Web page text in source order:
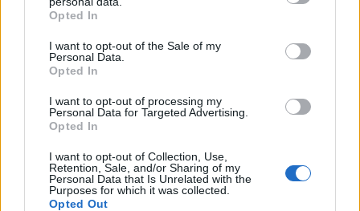
grant or deny consent to Google and its third-party tags to
use your data for below specified purposes in below Google
consent section.
Opted In
I want to opt-out of the Sale of my
Personal Data.
Opted In
I want to opt-out of processing my
Personal Data for Targeted Advertising.
Opted In
I want to opt-out of Collection, Use,
Retention, Sale, and/or Sharing of my
Personal Data that Is Unrelated with the
Purposes for which it was collected.
Opted Out